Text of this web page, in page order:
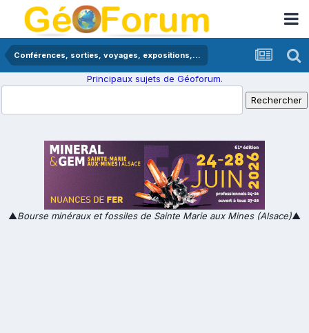
Conférences, sorties, voyages, expositions,...
Principaux sujets de Géoforum.
▲Bourse minéraux et fossiles de Sainte Marie aux Mines (Alsace)▲